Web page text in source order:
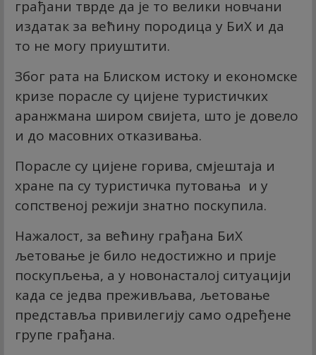
грађани тврде да је то велики новчани
издатак за већину породица у БиХ и да
то не могу приуштити.
Због рата на Блиском истоку и економске
кризе порасле су цијене туристичких
аранжмана широм свијета, што је довело
и до масовних отказивања.
Порасле су цијене горива, смјештаја и
хране па су туристичка путовања и у
сопственој режији знатно поскупила.
Нажалост, за већину грађана БиХ
љетовање је било недостижно и прије
поскупљења, а у новонасталој ситуацији
када се једва преживљава, љетовање
представља привилегију само одређене
групе грађана.